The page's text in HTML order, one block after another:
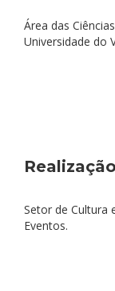
Área das
Universidade do
Realização
Setor de Cultura
Eventos.